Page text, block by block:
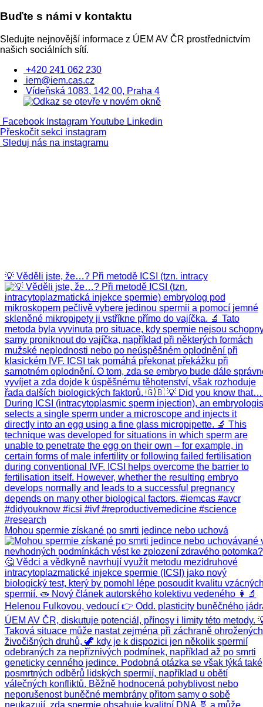
Buďte s námi v kontaktu
Sledujte nejnovější informace z ÚEM AV ČR prostřednictvím
našich sociálních sítí.
+420 241 062 230
iem@iem.cas.cz
Vídeňská 1083, 142 00, Praha 4
Facebook Instagram Youtube Linkedin
Přeskočit sekci instagram
Sleduj nás na instagramu
💡 Věděli jste, že…? Při metodě ICSI (tzn. intracy
Mohou spermie získané po smrti jedince nebo uchová